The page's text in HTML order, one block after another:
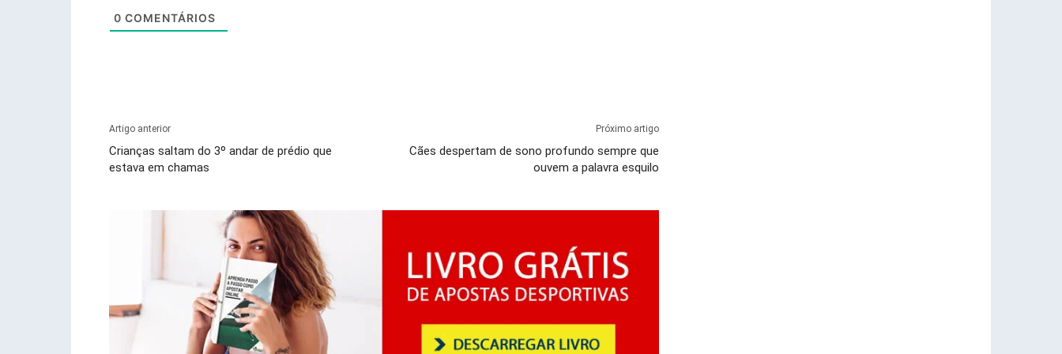
0 COMENTÁRIOS
Artigo anterior
Crianças saltam do 3º andar de prédio que
estava em chamas
Próximo artigo
Cães despertam de sono profundo sempre que
ouvem a palavra esquilo